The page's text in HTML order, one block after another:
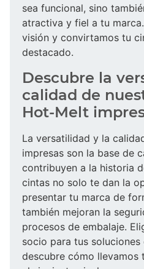
sea funcional, sino
atractiva y fiel a tu
visión y convirtamos tu
destacado.
Descubre la
calidad de
Hot-Melt
La versatilidad y la
impresas son la base de
contribuyen a la historia
cintas no solo te dan la
presentar tu marca de
también mejoran la
procesos de embalaje.
socio para tus soluciones
descubre cómo llevamos